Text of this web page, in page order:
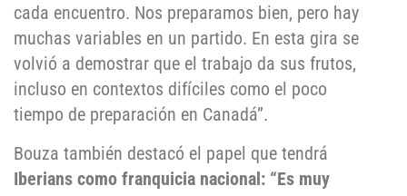
cada encuentro. Nos preparamos bien, pero hay
muchas variables en un partido. En esta gira se
volvió a demostrar que el trabajo da sus frutos,
incluso en contextos difíciles como el poco
tiempo de preparación en Canadá”.
Bouza también destacó el papel que tendrá
Iberians como franquicia nacional: “Es muy